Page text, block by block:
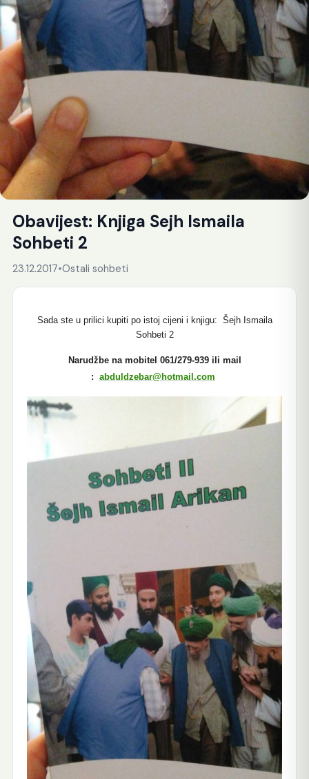
Obavijest: Knjiga Sejh Ismaila
Sohbeti 2
23.12.2017•Ostali sohbeti
Sada ste u prilici kupiti po istoj cijeni i knjigu: Šejh Ismaila
Sohbeti 2
Narudžbe na mobitel 061/279-939 ili mail
: abduldzebar@hotmail.com